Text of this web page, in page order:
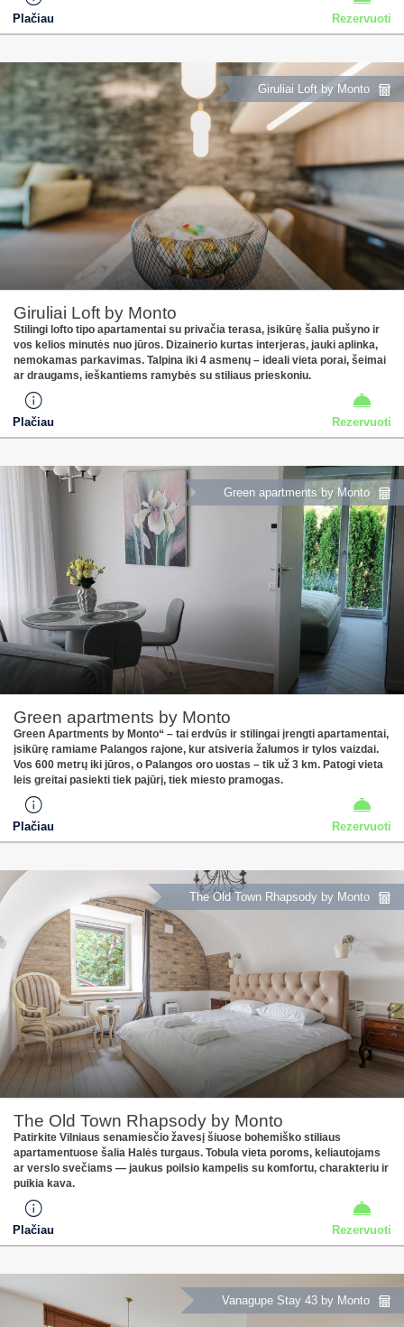
Plačiau Rezervuoti
Giruliai Loft by Monto
Giruliai Loft by Monto
Stilingi lofto tipo apartamentai su privačia terasa, įsikūrę šalia pušyno ir
vos kelios minutės nuo jūros. Dizainerio kurtas interjeras, jauki aplinka,
nemokamas parkavimas. Talpina iki 4 asmenų – ideali vieta porai, šeimai
ar draugams, ieškantiems ramybės su stiliaus prieskoniu.
Plačiau Rezervuoti
Green apartments by Monto
Green apartments by Monto
Green Apartments by Monto“ – tai erdvūs ir stilingai įrengti apartamentai,
įsikūrę ramiame Palangos rajone, kur atsiveria žalumos ir tylos vaizdai.
Vos 600 metrų iki jūros, o Palangos oro uostas – tik už 3 km. Patogi vieta
leis greitai pasiekti tiek pajūrį, tiek miesto pramogas.
Plačiau Rezervuoti
The Old Town Rhapsody by Monto
The Old Town Rhapsody by Monto
Patirkite Vilniaus senamiesčio žavesį šiuose bohemiško stiliaus
apartamentuose šalia Halės turgaus. Tobula vieta poroms, keliautojams
ar verslo svečiams — jaukus poilsio kampelis su komfortu, charakteriu ir
puikia kava.
Plačiau Rezervuoti
Vanagupe Stay 43 by Monto